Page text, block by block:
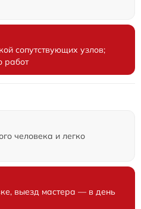
сопутствующих узлов;
работ
человека и легко
выезд мастера — в день